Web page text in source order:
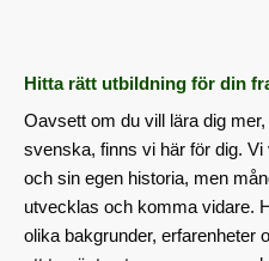
Hitta rätt utbildning för din
Oavsett om du vill lära dig
svenska, finns vi här för dig.
och sin egen historia, men
utvecklas och komma vidare.
olika bakgrunder, erfarenheter